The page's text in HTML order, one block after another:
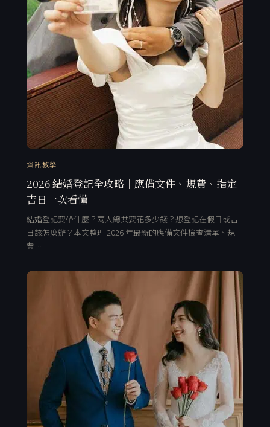
資訊教學
2026 結婚登記全攻略｜應備文件、規費、指定
吉日一次看懂
結婚登記要帶什麼？兩人總共要花多少錢？想登記在假日或吉
日該怎麼辦？本文整理 2026 年最新的應備文件檢查清單、規
費…